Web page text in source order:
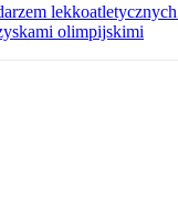
olimpijskimi